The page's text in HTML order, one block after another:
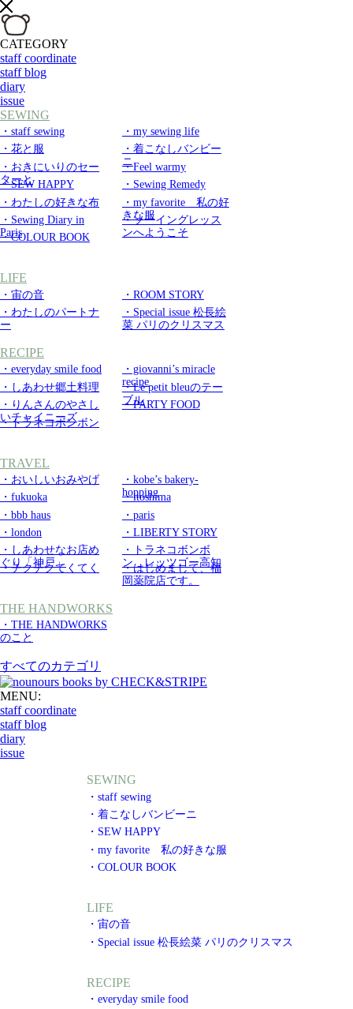
CATEGORY
staff coordinate
staff blog
diary
issue
SEWING
・staff sewing
・my sewing life
・花と服
・着こなしバンビー
ニ
・おきにいりのセー
ターと
・Feel warmy
・SEW HAPPY
・Sewing Remedy
・わたしの好きな布
・my favorite 私の好
きな服
・Sewing Diary in
Paris
・ソーイングレッス
ンへようこそ
・COLOUR BOOK
LIFE
・宙の音
・ROOM STORY
・わたしのパートナ
ー
・Special issue 松長絵
菜 パリのクリスマス
RECIPE
・everyday smile food
・giovanni’s miracle
recipe
・しあわせ郷土料理
・Le petit bleuのテー
ブル
・りんさんのやさし
いチャイニーズ
・PARTY FOOD
・トラネコボンボン
TRAVEL
・おいしいおみやげ
・kobe’s bakery-
hopping
・fukuoka
・itoshima
・bbb haus
・paris
・london
・LIBERTY STORY
・しあわせなお店め
ぐり「神戸」
・トラネコボンボ
ン レッツゴー高知
・チクチクてくてく
・はじめまして、福
岡薬院店です。
THE HANDWORKS
・THE HANDWORKS
のこと
すべてのカテゴリ
MENU:
staff coordinate
staff blog
diary
issue
SEWING
・staff sewing
・着こなしバンビーニ
・SEW HAPPY
・my favorite 私の好きな服
・COLOUR BOOK
LIFE
・宙の音
・Special issue 松長絵菜 パリのクリスマス
RECIPE
・everyday smile food